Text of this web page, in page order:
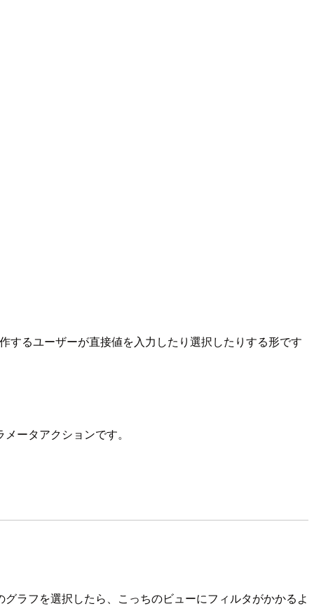
するユーザーが直接値を入力したり選択したりする形です
ータアクションです。
ラフを選択したら、こっちのビューにフィルタがかかるよ